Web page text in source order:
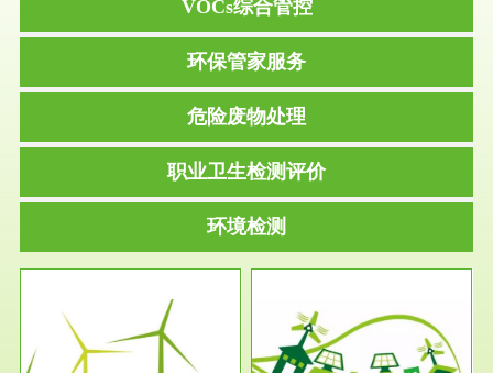
VOCs综合管控
环保管家服务
危险废物处理
职业卫生检测评价
环境检测
服务范围